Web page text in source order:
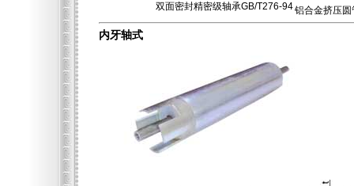
双面密封精密级轴承GB/T276-94铝合金挤压
内牙轴式